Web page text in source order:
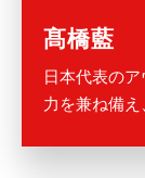
髙橋藍
日本代表の
力を兼ね備え